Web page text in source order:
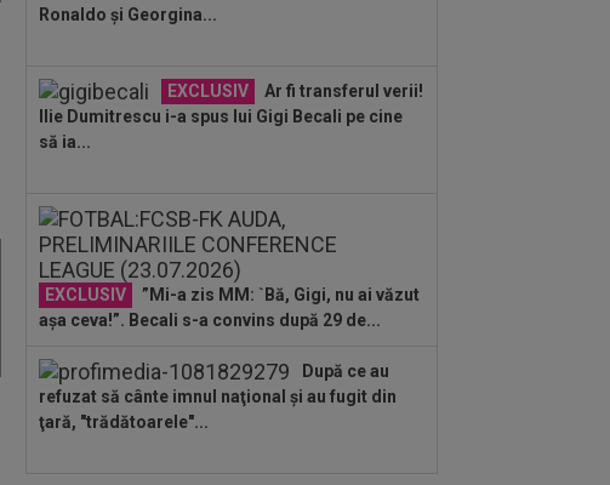
Ronaldo și Georgina...
EXCLUSIV
Ar fi transferul verii!
Ilie Dumitrescu i-a spus lui Gigi Becali pe cine
să ia...
EXCLUSIV
”Mi-a zis MM: `Bă, Gigi, nu ai văzut
așa ceva!”. Becali s-a convins după 29 de...
După ce au
refuzat să cânte imnul naţional şi au fugit din
ţară, "trădătoarele"...